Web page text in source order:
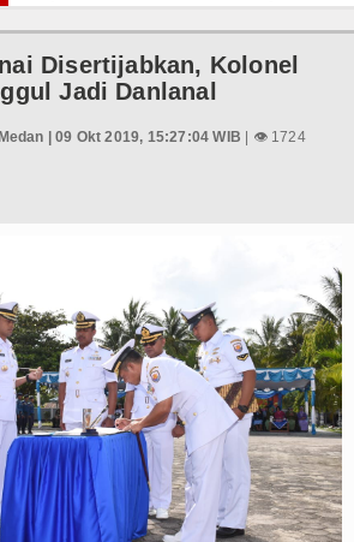
Minus T dan Q Sebagai
011 Lilawangsa Brigjen TNI
LSL Pengidap HIV/AIDS di
Dibungkam Real Betis pada
Tumbang Ditekuk Juventus
Taput Sambut Kunjungan
AIJ Sumut Kembali Amankan Aset
Toba Lantik 39 Pejabat,
Disertijabkan, Kolonel
Jadi Danlanal
| 09 Okt 2019, 15:27:04 WIB | 👁 1724